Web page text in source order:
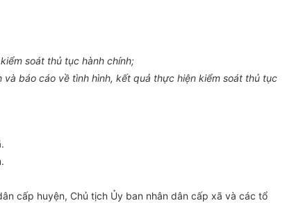
soát thủ tục hành chính;
báo cáo về tình hình, kết quả thực hiện kiểm soát thủ tục
cấp huyện, Chủ tịch Ủy ban nhân dân cấp xã và các tổ